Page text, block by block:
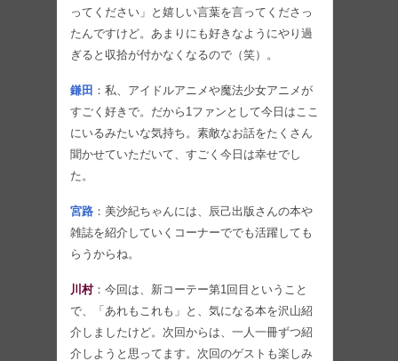
ってください」と嬉しい言葉を言ってくださっ
たんですけど。あまりにも好きなようにやり過
ぎると収拾が付かなくなるので（笑）。
鎌田 ：私、アイドルアニメや魔法少女アニメが
すごく好きで。だから1ファンとして今日はここ
にいるみたいな気持ち。素敵なお話をたくさん
聞かせていただいて、すごく今日は幸せでし
た。
宮路 ：美沙紀ちゃんには、辰己出版さんの本や
雑誌を紹介していくコーナーででも活躍しても
らうからね。
川村：今回は、新コーテー第1回目ということ
で、「あれもこれも」と、気になる本を沢山紹
介しましたけど。次回からは、一人一冊ずつ紹
介しようと思ってます。次回のゲストも楽しみ